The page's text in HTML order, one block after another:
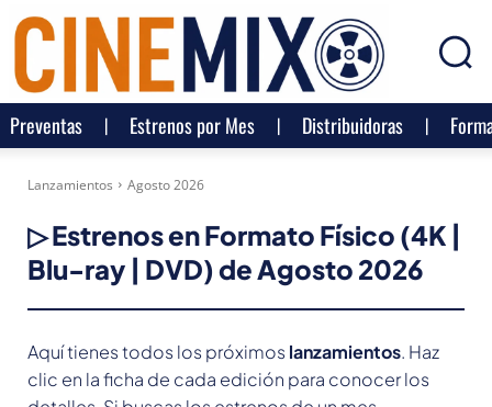
Preventas Estrenos por Mes Distribuidoras
Lanzamientos Agosto 2026
▷ Estrenos en Formato Físico (4K |
Blu-ray | DVD) de Agosto 2026
Aquí tienes todos los próximos lanzamientos. Haz
clic en la ficha de cada edición para conocer los